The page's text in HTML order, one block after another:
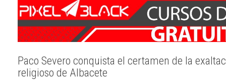
Paco Severo conquista el certamen de la
religioso de Albacete